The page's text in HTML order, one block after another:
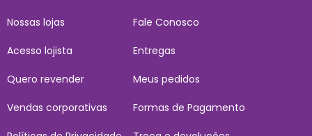
Nossas lojas
Acesso lojista
Quero revender
Vendas corporativas
Fale Conosco
Entregas
Meus pedidos
Formas de Pagamento